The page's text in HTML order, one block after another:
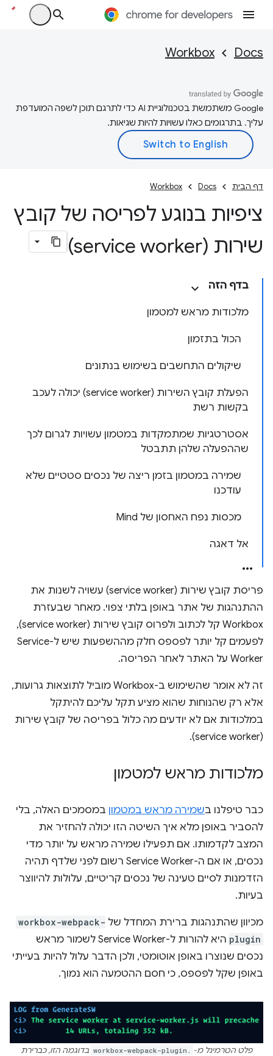
Docs
Workbox
‫Google משתמשת בטכנולוגיית AI כדי לתרגם תוכן לשפה המועדפת
עליך. בתרגומים כאלו עשויות להיות שגיאות.
דף הבית Docs
Workbox
ציפיות בנוגע לפריסה של קובץ
שירות (service worker)
בדף הזה
מלכודות מראש למטמון
הכול בתזמון
שיקולים התחשבים בשימוש בנתונים
הפעלת קובץ השירות (service worker) יכולה לעכב
בקשות רשת
אסטרטגיות שמתמקדות במטמון עשויות לגרום לכך
שההפעלה שלהן תתבטל
שמירה במטמון בזמן ריצה של נכסים סטטיים שלא
עודכנו
מכסות נפח האחסון של Mind
אל דאגה
פריסת קובץ שירות (service worker) עשויה לשנות את
ההתנהגות של אתר באופן בלתי צפוי. מאחר שבעזרת
Workbox קל לכתוב ולפרוס קובץ שירות (service worker),
לפעמים קל יותר לפספס חלק מההשפעות שיש ל-Service
Worker על האתר לאחר הפריסה.
זה לא אומר שהשימוש ב-Workbox מוביל לתוצאות גרועות,
אלא רק שהנוחות שהוא מציע תקל עליכם להיתקל
במלכודות אם לא יודעים מה כלול בפריסה של קובץ שירות
(service worker).
מלכודות מראש למטמון
כבר טיפלנו בשמירה מראש במטמון במסמכים האלה, בלי
להסביר באופן מלא איך השיטה הזו יכולה להחזיר את
המצב לקדמותו. אם תפעילו שמירה מראש על יותר מדי
נכסים, או אם ה-Service Worker רשום לפני שלדף תהיה
הזדמנות לסיים טעינה של נכסים קריטיים, עלולות להיווצר
בעיות.
מכיוון שהתנהגות ברירת המחדל של workbox-webpack-
plugin
היא להורות ל-Service Worker לשמור מראש
נכסים שנוצרו באופן אוטומטי, ולכן הדבר עלול להיות בעייתי
באופן שקל לפספס, כי חסם ההטמעה הוא נמוך.
פלט הטרמינל מ- workbox-webpack-plugin. בדוגמה הזו, כברירת